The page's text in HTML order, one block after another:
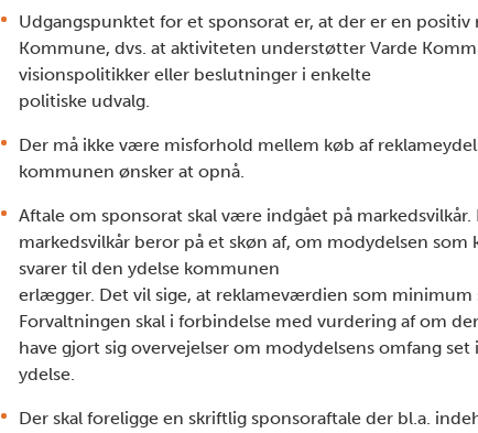
Udgangspunktet for et sponsorat er, at der er en
Kommune, dvs. at aktiviteten understøtter Varde
visionspolitikker eller beslutninger i enkelte
politiske udvalg.
Der må ikke være misforhold mellem køb af
kommunen ønsker at opnå.
Aftale om sponsorat skal være indgået på
markedsvilkår beror på et skøn af, om modydelsen
svarer til den ydelse kommunen
erlægger. Det vil sige, at reklameværdien som minimum
Forvaltningen skal i forbindelse med vurdering af om
have gjort sig overvejelser om modydelsens omfang
ydelse.
Der skal foreligge en skriftlig sponsoraftale der bl.a.